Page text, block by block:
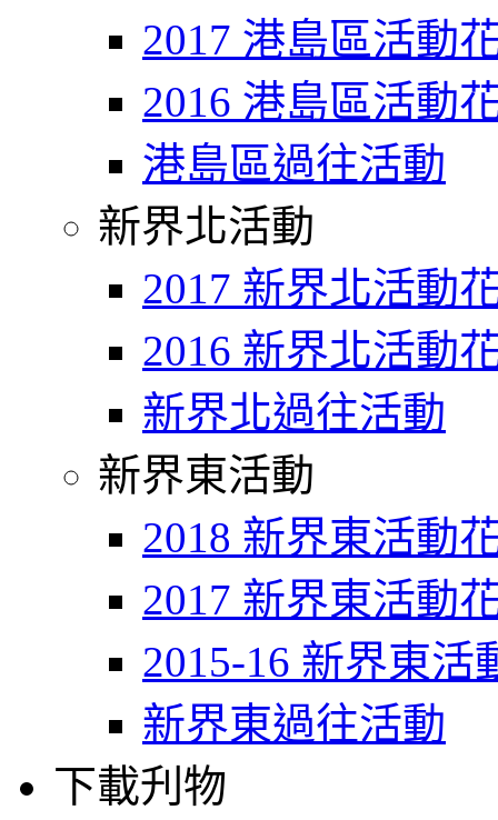
2017 港島區活動
2016 港島區活動
港島區過往活動
新界北活動
2017 新界北活動
2016 新界北活動
新界北過往活動
新界東活動
2018 新界東活動
2017 新界東活動
2015-16 新界東活
新界東過往活動
下載刋物